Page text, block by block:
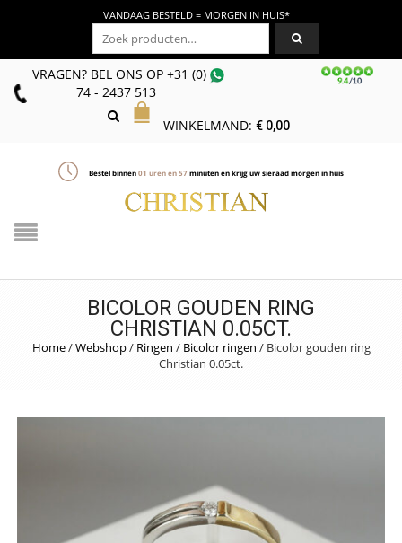
VANDAAG BESTELD = MORGEN IN HUIS*
Zoeken naar:
VRAGEN? BEL ONS OP+31 (0)
74 - 2437 513
WINKELMAND: €0,00
Bestel binnen01 uren en57minuten en krijg uw sieraad morgen in huis
BICOLOR GOUDEN RING
CHRISTIAN 0.05CT.
Home/Webshop/ Ringen / Bicolor ringen / Bicolor gouden ring
Christian 0.05ct.